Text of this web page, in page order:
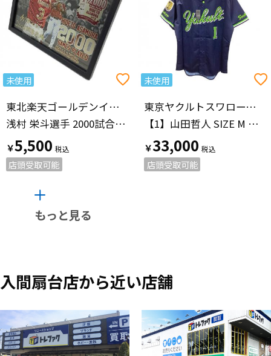
未使用
東北楽天ゴールデンイーグルス（トウホクラクテンゴールデンイーグルス）
浅村 栄斗選手 2000試合出場達成記念メタルフォトパネル 応援グッズ レッド
￥5,500
店頭受取可能
未使用
東京ヤクルトスワローズ（トウキョウヤクルトスワローズ）
【1】山田哲人 SIZE M ネイビー
￥33,000
店頭受取可能
もっと見る
入間扇台店から近い店舗